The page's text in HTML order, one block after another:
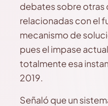
debates sobre otras
relacionadas con el
mecanismo de
pues el impase
totalmente esa
2019.
Señaló que un